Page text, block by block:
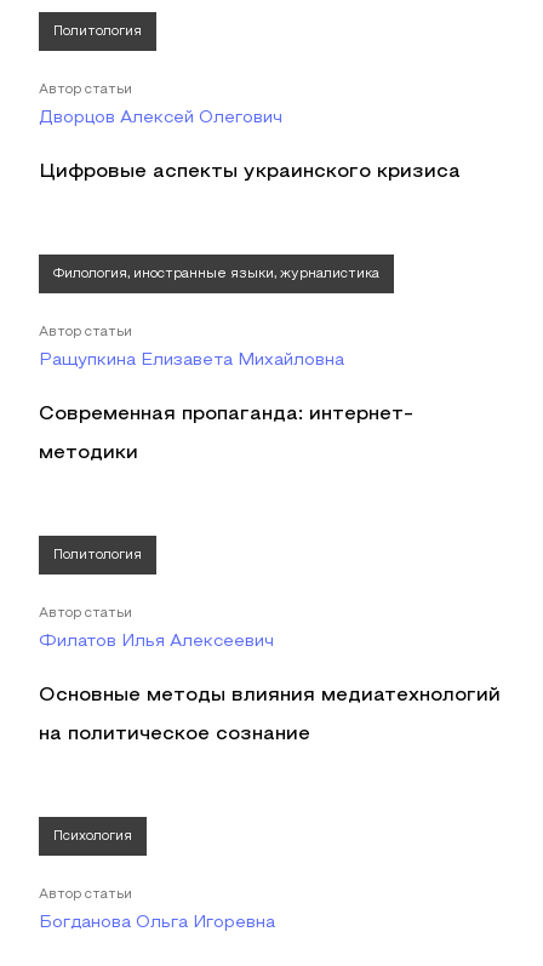
Политология
Автор статьи
Дворцов Алексей Олегович
Цифровые аспекты украинского кризиса
Филология, иностранные языки, журналистика
Автор статьи
Ращупкина Елизавета Михайловна
Современная пропаганда: интернет-
методики
Политология
Автор статьи
Филатов Илья Алексеевич
Основные методы влияния медиатехнологий
на политическое сознание
Психология
Автор статьи
Богданова Ольга Игоревна